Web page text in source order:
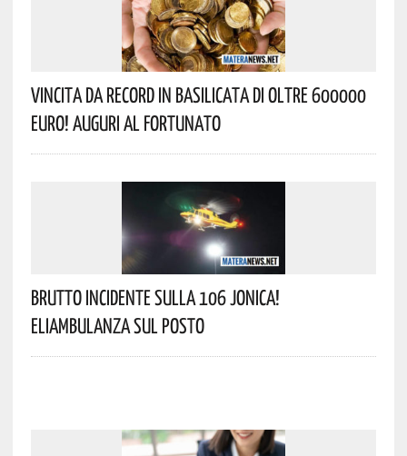
Vincita Da Record In Basilicata Di Oltre 600000
Euro! Auguri Al Fortunato
Brutto Incidente Sulla 106 Jonica!
Eliambulanza Sul Posto